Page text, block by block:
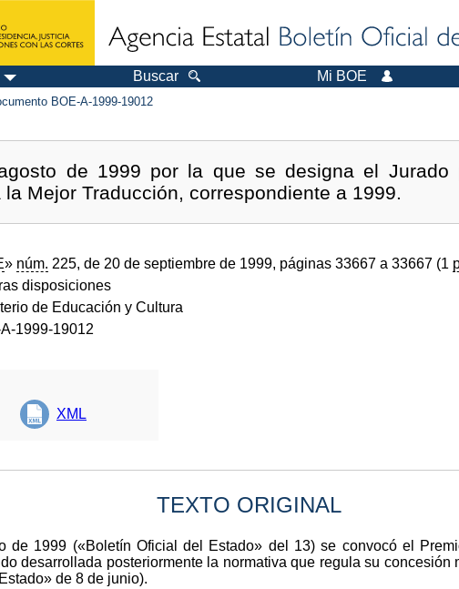
Buscar Mi BOE
BOE-A-1999-19012
de 1999 por la que se designa el Jurado
Mejor Traducción, correspondiente a 1999.
» núm. 225, de 20 de septiembre de 1999, páginas 33667 a 33667 (1
disposiciones
de Educación y Cultura
1999-19012
XML
TEXTO ORIGINAL
de 1999 («Boletín Oficial del Estado» del 13) se convocó el
desarrollada posteriormente la normativa que regula su
de 8 de junio).